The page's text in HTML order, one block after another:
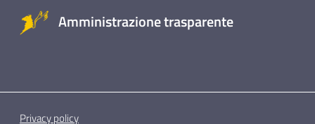
Amministrazione trasparente
Privacy policy